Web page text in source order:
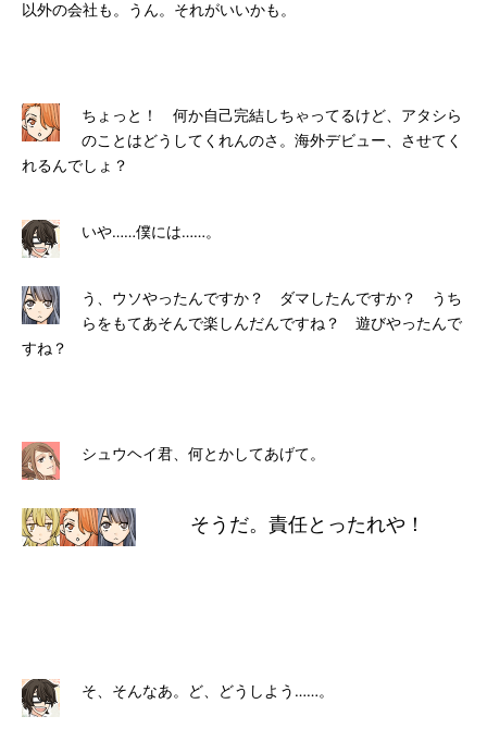
以外の会社も。うん。それがいいかも。
ちょっと！ 何か自己完結しちゃってるけど、アタシら
のことはどうしてくれんのさ。海外デビュー、させてく
れるんでしょ？
いや……僕には……。
う、ウソやったんですか？ ダマしたんですか？ うち
らをもてあそんで楽しんだんですね？ 遊びやったんで
すね？
シュウヘイ君、何とかしてあげて。
そうだ。責任とったれや！
そ、そんなあ。ど、どうしよう……。